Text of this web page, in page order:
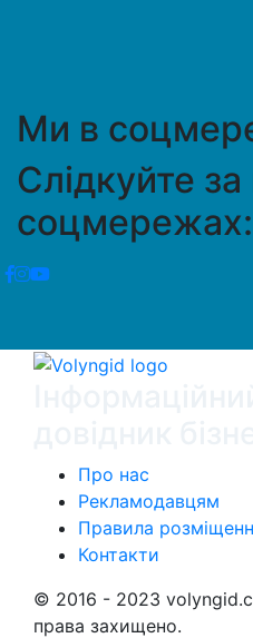
Ми в
Слідкуйте
соцмережах:
Про нас
Рекламодавцям
Правила
Контакти
© 2016 - 2023
права захищено.